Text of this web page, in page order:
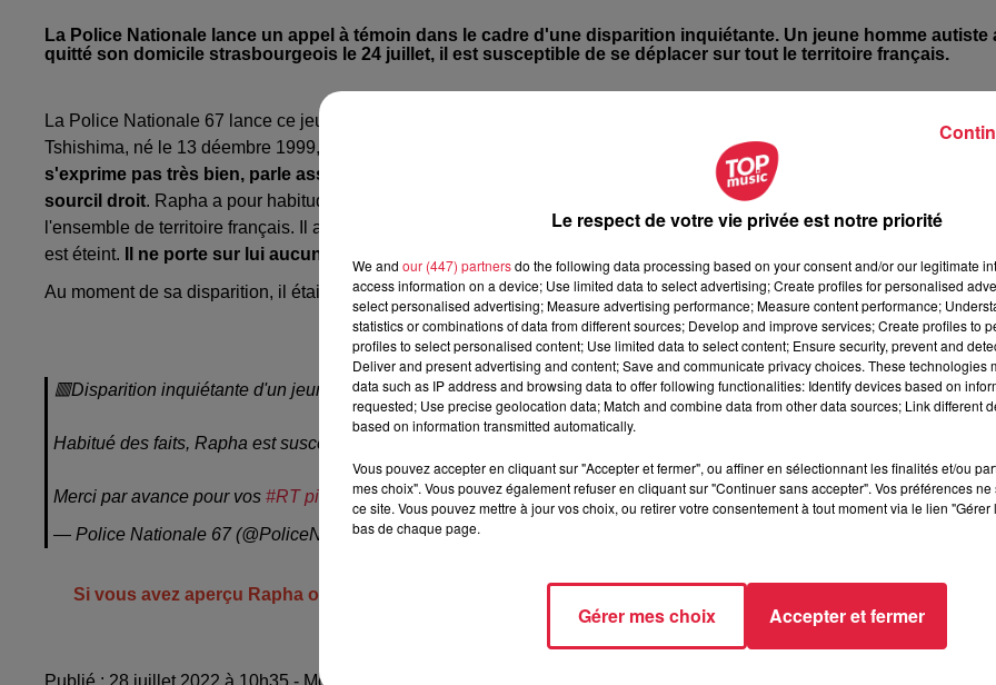
La Police Nationale lance un appel à témoin dans le cadre d'une disparition inquiétante. Un jeune homme autiste
quitté son domicile strasbourgeois le 24 juillet, il est susceptible de se déplacer sur tout le territoire français.
La Police Nationale 67 lance ce jeudi 28 juillet
Tshishima, né le 13 déembre 1999, a quitté le domicile familial à Strasbourg le dimanche 24 juillet.
s'exprime pas très bien, parle assez difficilement. Autre signe distinctif : il présente une cicatrice à la lèvre et une
sourcil droit. Rapha a pour habitude d'errer dans les transports en commun, il est susceptible de se déplacer sur
l'ensemble de territoire français. Il a d'ailleurs été localisé dans les 5e et 8e arrondissements de Paris, depuis son portable
est éteint.
Il ne porte sur lui aucun papier d'identité.
Au moment de sa disparition, il était habillé comme sur les photos ci-dessous :
🟥Disparition inquiétante d'un jeune autiste
Habitué des faits, Rapha est susceptible de se déplacer sur l'ensemble du territoire national.
Merci par avance pour vos #RT pic.twitter.com/W4p0iuuTR8
— Police Nationale 67 (@PoliceNat67)July 28, 2022
Si vous avez aperçu Rapha ou que vous avez des informations, contactez la police au 03 90 23 15 23 ou bien
appelez le 17.
Publié : 28 juillet 2022 à 10h35 - Modifié : 28 juillet 2022 à 10h57 Carole Campo
Le respect de votre vie privée est notre priorité
We and our (447) partnersdo the following data processing based on your consent and/or our legitimate
access information on a device; Use limited data to select advertising; Create profiles for personalised
select personalised advertising; Measure advertising performance; Measure content performance;
statistics or combinations of data from different sources; Develop and improve services; Create profiles to
profiles to select personalised content; Use limited data to select content; Ensure security, prevent and
Deliver and present advertising and content; Save and communicate privacy choices. These technologies
data such as IP address and browsing data to offer following functionalities: Identify devices based on
requested; Use precise geolocation data; Match and combine data from other data sources; Link different
based on information transmitted automatically.
Vous pouvez accepter en cliquant sur "Accepter et fermer", ou affiner en sélectionnant les finalités et/ou
mes choix". Vous pouvez également refuser en cliquant sur "Continuer sans accepter". Vos préférences
ce site. Vous pouvez mettre à jour vos choix, ou retirer votre consentement à tout moment via le lien
bas de chaque page.
Gérer mes choix Accepter et fermer